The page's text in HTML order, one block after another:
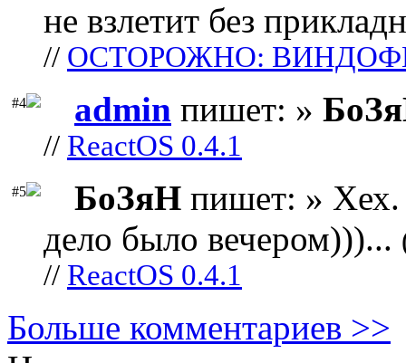
не взлетит без
// ОСТОРОЖНО:
#4 admin пишет: »
// ReactOS 0.4.1
#5 БоЗяН пишет: » Хех.
дело было вечером)))...
// ReactOS 0.4.1
Больше комментариев >>